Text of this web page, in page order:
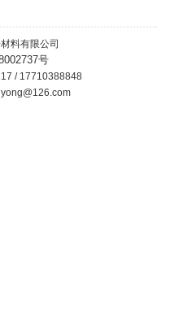
料有限公司
号
/ 17710388848